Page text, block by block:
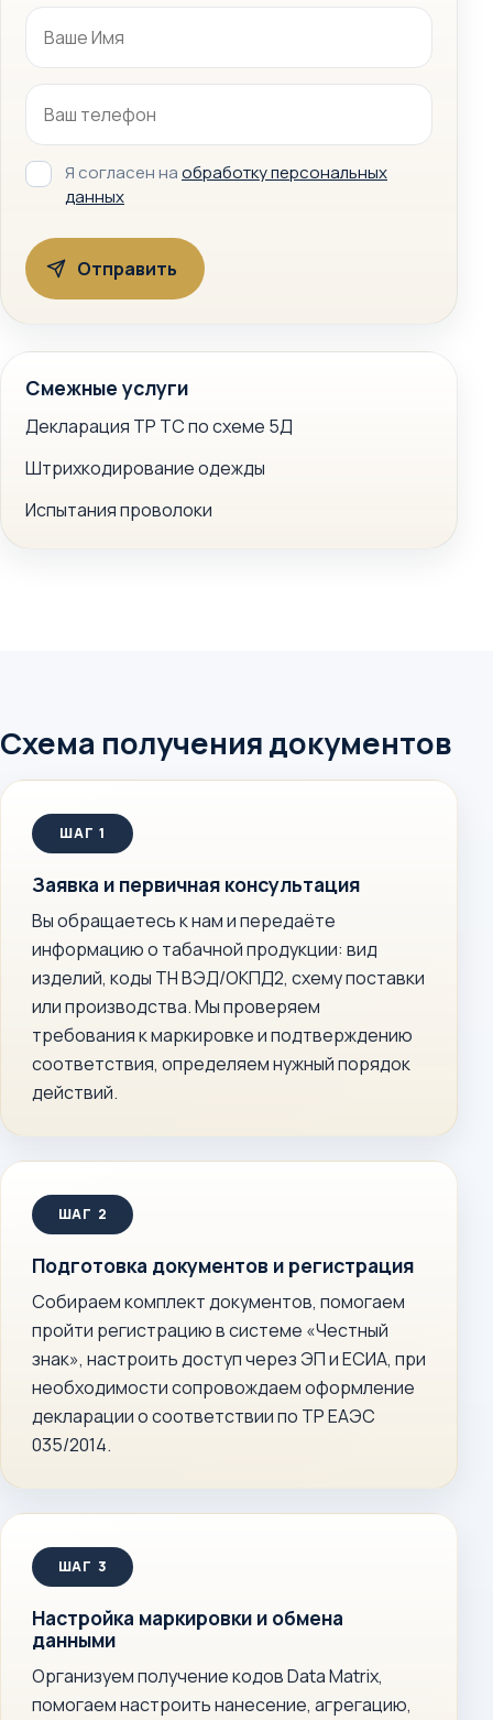
Я согласен наобработку персональных
данных
Смежные услуги
Декларация ТР ТС по схеме 5Д
Штрихкодирование одежды
Испытания проволоки
Схема получения документов
Заявка и первичная консультация
Вы обращаетесь к нам и передаёте
информацию о табачной продукции: вид
изделий, коды ТН ВЭД/ОКПД2, схему поставки
или производства. Мы проверяем
требования к маркировке и подтверждению
соответствия, определяем нужный порядок
действий.
Подготовка документов и регистрация
Собираем комплект документов, помогаем
пройти регистрацию в системе «Честный
знак», настроить доступ через ЭП и ЕСИА, при
необходимости сопровождаем оформление
декларации о соответствии по ТР ЕАЭС
035/2014.
Настройка маркировки и обмена
данными
Организуем получение кодов Data Matrix,
помогаем настроить нанесение, агрегацию,